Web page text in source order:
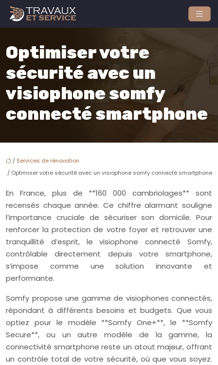
Optimiser votre
sécurité avec un
visiophone somfy
connecté smartphone
/ Services de rénovation
/ Optimiser votre sécurité avec un visiophone somfy connecté smartphone
En France, plus de **160 000 cambriolages** sont
recensés chaque année. Ce chiffre alarmant souligne
l’importance cruciale de sécuriser son domicile. Pour
renforcer la protection de votre foyer et retrouver une
tranquillité d’esprit, le visiophone connecté Somfy,
contrôlable directement depuis votre smartphone,
s’impose comme une solution innovante et
performante.
Somfy propose une gamme de visiophones connectés,
répondant à différents besoins et budgets. Que vous
optiez pour le modèle **Somfy One+**, le **Somfy
Secure**, ou un autre modèle de la gamme, la
connectivité smartphone reste un atout majeur, offrant
un contrôle total de votre sécurité, où que vous soyez.